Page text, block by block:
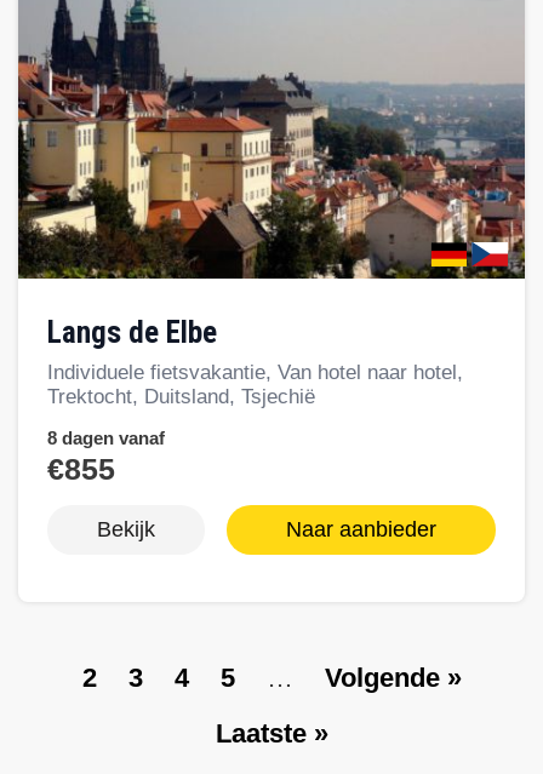
Langs de Elbe
Individuele fietsvakantie, Van hotel naar hotel,
Trektocht, Duitsland, Tsjechië
8 dagen vanaf
€855
Bekijk Naar aanbieder
Paginering
P
2
P
3
P
4
P
g
5 …
V
l
Volgende »
L
Laatste »